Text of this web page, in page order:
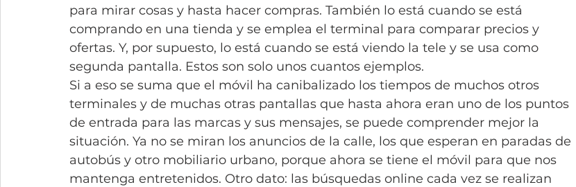
para mirar cosas y hasta hacer compras. También lo está cuando se está
comprando en una tienda y se emplea el terminal para comparar precios y
ofertas. Y, por supuesto, lo está cuando se está viendo la tele y se usa como
segunda pantalla. Estos son solo unos cuantos ejemplos.
Si a eso se suma que el móvil ha canibalizado los tiempos de muchos otros
terminales y de muchas otras pantallas que hasta ahora eran uno de los puntos
de entrada para las marcas y sus mensajes, se puede comprender mejor la
situación. Ya no se miran los anuncios de la calle, los que esperan en paradas de
autobús y otro mobiliario urbano, porque ahora se tiene el móvil para que nos
mantenga entretenidos. Otro dato: las búsquedas online cada vez se realizan